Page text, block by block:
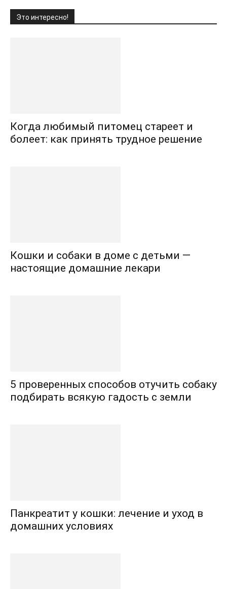
Это интересно!
Когда любимый питомец стареет и
болеет: как принять трудное решение
Кошки и собаки в доме с детьми —
настоящие домашние лекари
5 проверенных способов отучить собаку
подбирать всякую гадость с земли
Панкреатит у кошки: лечение и уход в
домашних условиях